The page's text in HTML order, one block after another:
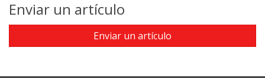
Enviar un artículo
Enviar un artículo